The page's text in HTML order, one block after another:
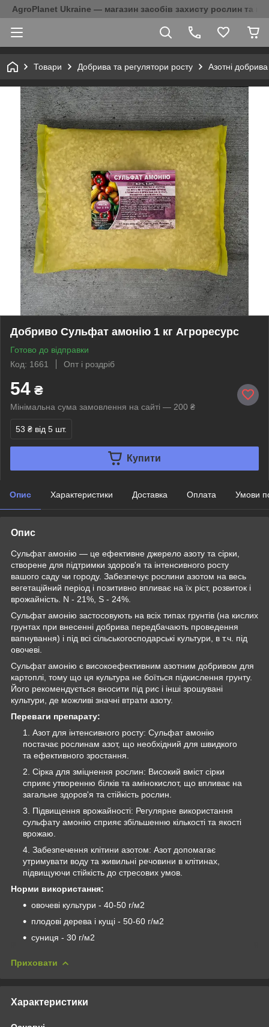
AgroPlanet Ukraine — магазин засобів захисту рослин та
Товари Добрива та регулятори росту Азотні добрива
Добриво Сульфат амонію 1 кг Агроресурс
Готово до відправки
Код: 1661
Опт і роздріб
54 ₴
Мінімальна сума замовлення на сайті — 200 ₴
53 ₴ від 5 шт.
Купити
Опис Характеристики Доставка Оплата Умови
Опис
Сульфат амонію — це ефективне джерело азоту та сірки,
створене для підтримки здоров'я та інтенсивного росту
вашого саду чи городу. Забезпечує рослини азотом на весь
вегетаційний період і позитивно впливає на їх ріст, розвиток і
врожайність. N - 21%, S - 24%.
Сульфат амонію застосовують на всіх типах грунтів (на кислих
грунтах при внесенні добрива передбачають проведення
вапнування) і під всі сільськогосподарські культури, в т.ч. під
овочеві.
Сульфат амонію є високоефективним азотним добривом для
картоплі, тому що ця культура не боїться підкислення грунту.
Його рекомендується вносити під рис і інші зрошувані
культури, де можливі значні втрати азоту.
Переваги препарату:
Азот для інтенсивного росту: Сульфат амонію
постачає рослинам азот, що необхідний для швидкого
та ефективного зростання.
Сірка для зміцнення рослин: Високий вміст сірки
сприяє утворенню білків та амінокислот, що впливає на
загальне здоров'я та стійкість рослин.
Підвищення врожайності: Регулярне використання
сульфату амонію сприяє збільшенню кількості та якості
врожаю.
Забезпечення клітини азотом: Азот допомагає
утримувати воду та живильні речовини в клітинах,
підвищуючи стійкість до стресових умов.
Норми використання:
овочеві культури - 40-50 г/м2
плодові дерева і кущі - 50-60 г/м2
суниця - 30 г/м2
Приховати
Характеристики